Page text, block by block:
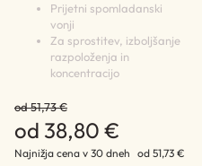
Prijetni spomladanski
vonji
Za sprostitev, izboljšanje
razpoloženja in
koncentracijo
od 51,73 €
od 38,80 €
Najnižja cena v 30 dneh od 51,73 €